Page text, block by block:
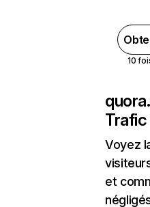
10
Voyez
et